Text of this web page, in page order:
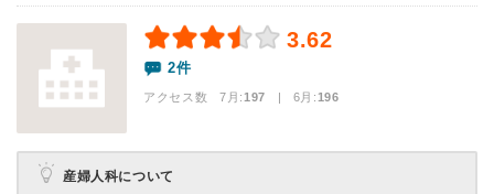
3.62
2件
アクセス数 7月:197 | 6月:196
産婦人科について